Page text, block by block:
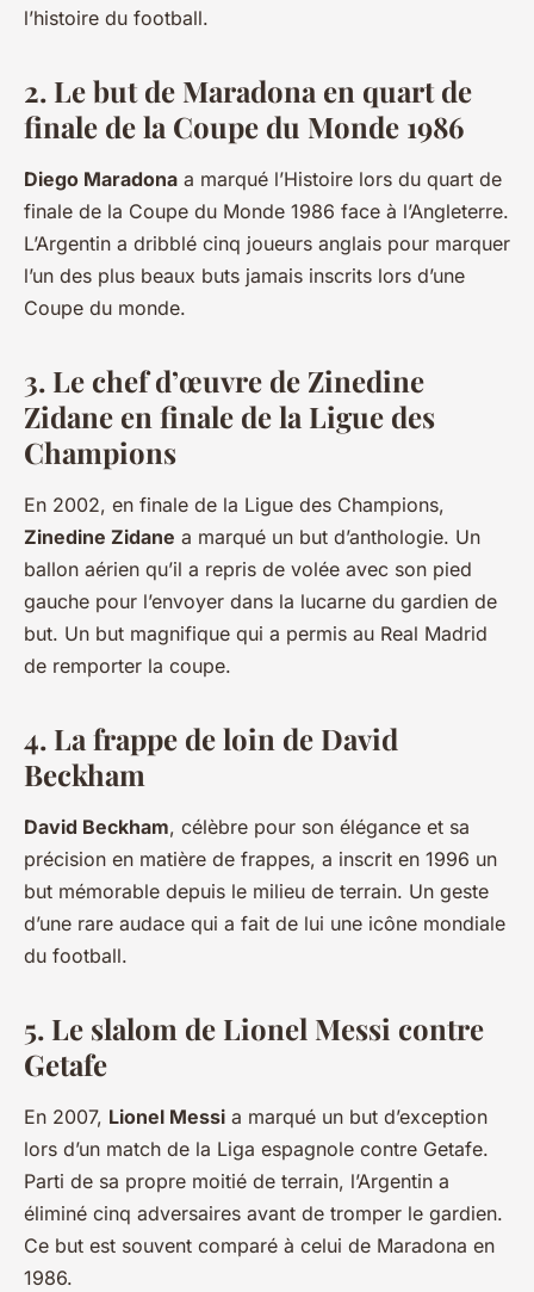
l’histoire du football.
2. Le but de Maradona en quart de
finale de la Coupe du Monde 1986
Diego Maradona a marqué l’Histoire lors du quart de
finale de la Coupe du Monde 1986 face à l’Angleterre.
L’Argentin a dribblé cinq joueurs anglais pour marquer
l’un des plus beaux buts jamais inscrits lors d’une
Coupe du monde.
3. Le chef d’œuvre de Zinedine
Zidane en finale de la Ligue des
Champions
En 2002, en finale de la Ligue des Champions,
Zinedine Zidane a marqué un but d’anthologie. Un
ballon aérien qu’il a repris de volée avec son pied
gauche pour l’envoyer dans la lucarne du gardien de
but. Un but magnifique qui a permis au Real Madrid
de remporter la coupe.
4. La frappe de loin de David
Beckham
David Beckham, célèbre pour son élégance et sa
précision en matière de frappes, a inscrit en 1996 un
but mémorable depuis le milieu de terrain. Un geste
d’une rare audace qui a fait de lui une icône mondiale
du football.
5. Le slalom de Lionel Messi contre
Getafe
En 2007, Lionel Messi a marqué un but d’exception
lors d’un match de la Liga espagnole contre Getafe.
Parti de sa propre moitié de terrain, l’Argentin a
éliminé cinq adversaires avant de tromper le gardien.
Ce but est souvent comparé à celui de Maradona en
1986.